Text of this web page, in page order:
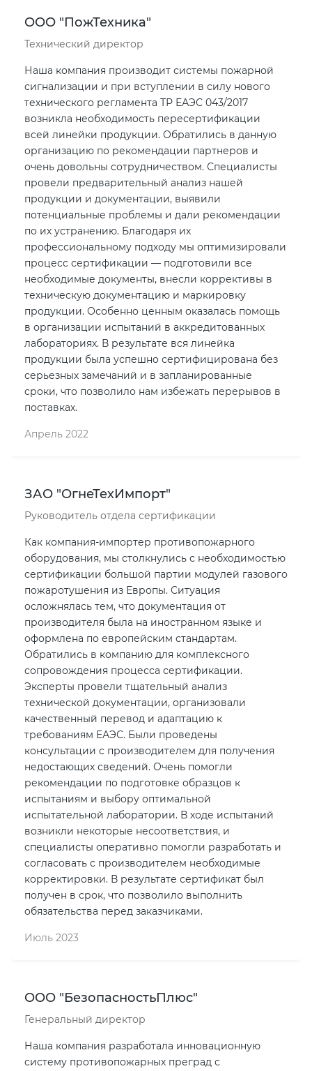
ООО "ПожТехника"
Технический директор
Наша компания производит системы пожарной
сигнализации и при вступлении в силу нового
технического регламента ТР ЕАЭС 043/2017
возникла необходимость пересертификации
всей линейки продукции. Обратились в данную
организацию по рекомендации партнеров и
очень довольны сотрудничеством. Специалисты
провели предварительный анализ нашей
продукции и документации, выявили
потенциальные проблемы и дали рекомендации
по их устранению. Благодаря их
профессиональному подходу мы оптимизировали
процесс сертификации — подготовили все
необходимые документы, внесли коррективы в
техническую документацию и маркировку
продукции. Особенно ценным оказалась помощь
в организации испытаний в аккредитованных
лабораториях. В результате вся линейка
продукции была успешно сертифицирована без
серьезных замечаний и в запланированные
сроки, что позволило нам избежать перерывов в
поставках.
Апрель 2022
ЗАО "ОгнеТехИмпорт"
Руководитель отдела сертификации
Как компания-импортер противопожарного
оборудования, мы столкнулись с необходимостью
сертификации большой партии модулей газового
пожаротушения из Европы. Ситуация
осложнялась тем, что документация от
производителя была на иностранном языке и
оформлена по европейским стандартам.
Обратились в компанию для комплексного
сопровождения процесса сертификации.
Эксперты провели тщательный анализ
технической документации, организовали
качественный перевод и адаптацию к
требованиям ЕАЭС. Были проведены
консультации с производителем для получения
недостающих сведений. Очень помогли
рекомендации по подготовке образцов к
испытаниям и выбору оптимальной
испытательной лаборатории. В ходе испытаний
возникли некоторые несоответствия, и
специалисты оперативно помогли разработать и
согласовать с производителем необходимые
корректировки. В результате сертификат был
получен в срок, что позволило выполнить
обязательства перед заказчиками.
Июль 2023
ООО "БезопасностьПлюс"
Генеральный директор
Наша компания разработала инновационную
систему противопожарных преград с